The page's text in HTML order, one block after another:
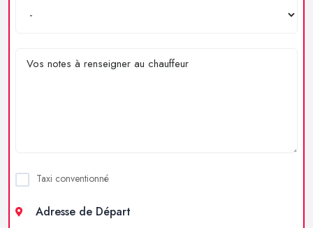
Taxi conventionné
Adresse de Départ